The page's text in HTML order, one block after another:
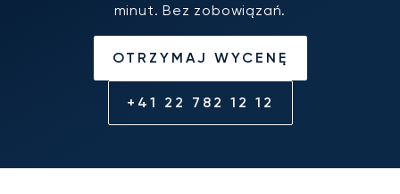
minut. Bez zobowiązań.
OTRZYMAJ WYCENĘ
+41 22 782 12 12